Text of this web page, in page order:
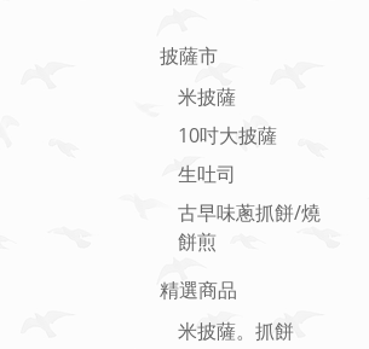
披薩市
米披薩
10吋大披薩
生吐司
古早味蔥抓餅/燒
餅煎
精選商品
米披薩。抓餅